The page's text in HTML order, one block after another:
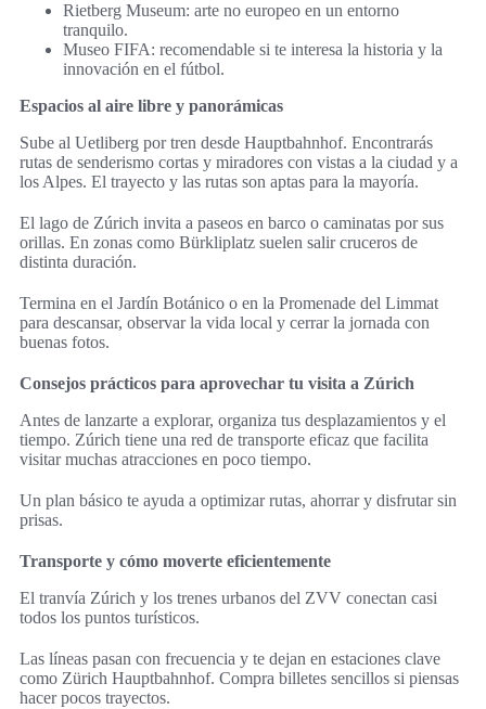
Rietberg Museum: arte no europeo en un entorno
tranquilo.
Museo FIFA: recomendable si te interesa la historia y la
innovación en el fútbol.
Espacios al aire libre y panorámicas
Sube al Uetliberg por tren desde Hauptbahnhof. Encontrarás
rutas de senderismo cortas y miradores con vistas a la ciudad y a
los Alpes. El trayecto y las rutas son aptas para la mayoría.
El lago de Zúrich invita a paseos en barco o caminatas por sus
orillas. En zonas como Bürkliplatz suelen salir cruceros de
distinta duración.
Termina en el Jardín Botánico o en la Promenade del Limmat
para descansar, observar la vida local y cerrar la jornada con
buenas fotos.
Consejos prácticos para aprovechar tu visita a Zúrich
Antes de lanzarte a explorar, organiza tus desplazamientos y el
tiempo. Zúrich tiene una red de transporte eficaz que facilita
visitar muchas atracciones en poco tiempo.
Un plan básico te ayuda a optimizar rutas, ahorrar y disfrutar sin
prisas.
Transporte y cómo moverte eficientemente
El tranvía Zúrich y los trenes urbanos del ZVV conectan casi
todos los puntos turísticos.
Las líneas pasan con frecuencia y te dejan en estaciones clave
como Zürich Hauptbahnhof. Compra billetes sencillos si piensas
hacer pocos trayectos.